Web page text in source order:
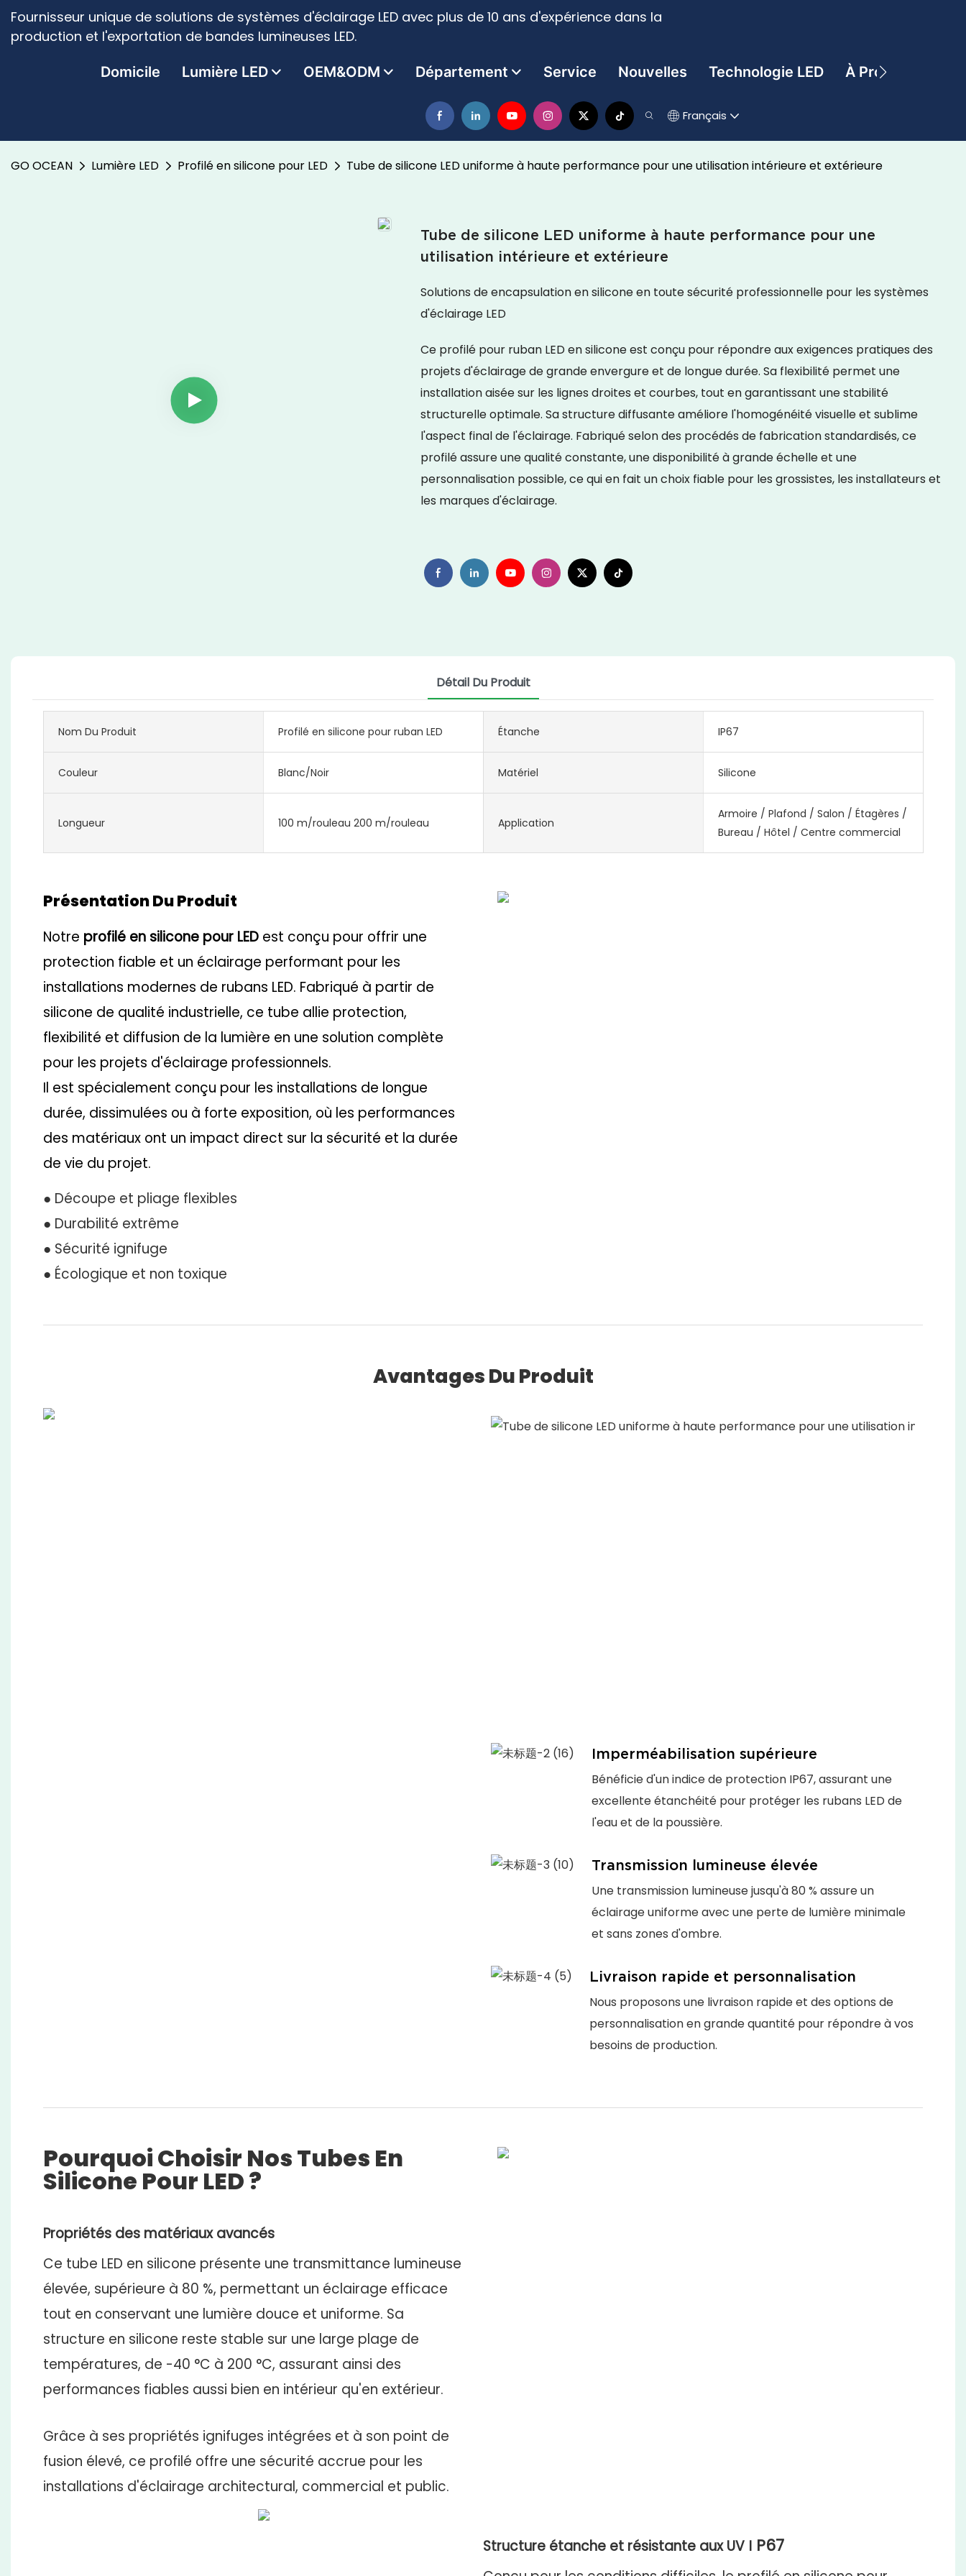
Fournisseur unique de solutions de systèmes d'éclairage LED avec plus de 10 ans d'expérience dans la
production et l'exportation de bandes lumineuses LED.
Domicile Lumière LED OEM&ODM Département Service Nouvelles Technologie LED À Propos De
Français
GO OCEAN Lumière LED Profilé en silicone pour LED Tube de silicone LED uniforme à haute performance pour une utilisation intérieure et extérieure
Tube de silicone LED uniforme à haute performance pour une
utilisation intérieure et extérieure
Solutions de encapsulation en silicone en toute sécurité professionnelle pour les systèmes
d'éclairage LED
Ce profilé pour ruban LED en silicone est conçu pour répondre aux exigences pratiques des
projets d'éclairage de grande envergure et de longue durée. Sa flexibilité permet une
installation aisée sur les lignes droites et courbes, tout en garantissant une stabilité
structurelle optimale. Sa structure diffusante améliore l'homogénéité visuelle et sublime
l'aspect final de l'éclairage. Fabriqué selon des procédés de fabrication standardisés, ce
profilé assure une qualité constante, une disponibilité à grande échelle et une
personnalisation possible, ce qui en fait un choix fiable pour les grossistes, les installateurs et
les marques d'éclairage.
Détail Du Produit
Nom Du Produit Profilé en silicone pour ruban LED Étanche IP67
Couleur Blanc/Noir Matériel Silicone
Longueur 100 m/rouleau 200 m/rouleau Application
Armoire / Plafond / Salon / Étagères /
Bureau / Hôtel / Centre commercial
Présentation Du Produit
Notre profilé en silicone pour LED est conçu pour offrir une
protection fiable et un éclairage performant pour les
installations modernes de rubans LED. Fabriqué à partir de
silicone de qualité industrielle, ce tube allie protection,
flexibilité et diffusion de la lumière en une solution complète
pour les projets d'éclairage professionnels.
Il est spécialement conçu pour les installations de longue
durée, dissimulées ou à forte exposition, où les performances
des matériaux ont un impact direct sur la sécurité et la durée
de vie du projet.
● Découpe et pliage flexibles
● Durabilité extrême
● Sécurité ignifuge
● Écologique et non toxique
Avantages Du Produit
Imperméabilisation supérieure
Bénéficie d'un indice de protection IP67, assurant une
excellente étanchéité pour protéger les rubans LED de
l'eau et de la poussière.
Transmission lumineuse élevée
Une transmission lumineuse jusqu'à 80 % assure un
éclairage uniforme avec une perte de lumière minimale
et sans zones d'ombre.
Livraison rapide et personnalisation
Nous proposons une livraison rapide et des options de
personnalisation en grande quantité pour répondre à vos
besoins de production.
Pourquoi Choisir Nos Tubes En
Silicone Pour LED ?
Propriétés des matériaux avancés
Ce tube LED en silicone présente une transmittance lumineuse
élevée, supérieure à 80 %, permettant un éclairage efficace
tout en conservant une lumière douce et uniforme. Sa
structure en silicone reste stable sur une large plage de
températures, de -40 °C à 200 °C, assurant ainsi des
performances fiables aussi bien en intérieur qu'en extérieur.
Grâce à ses propriétés ignifuges intégrées et à son point de
fusion élevé, ce profilé offre une sécurité accrue pour les
installations d'éclairage architectural, commercial et public.
Structure étanche et résistante aux UV I P67